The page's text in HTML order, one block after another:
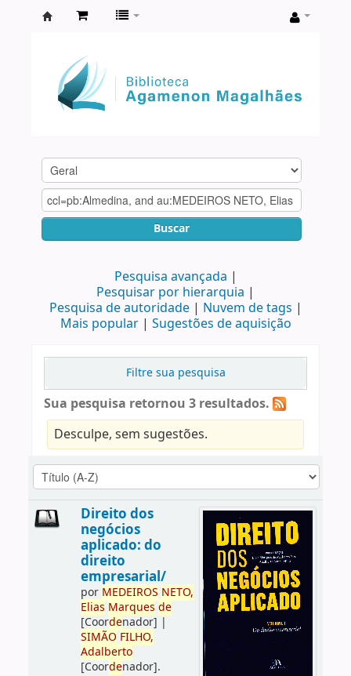
Agamenon
Magalhães
Buscar
Pesquisa avançada
Pesquisar por hierarquia
Pesquisa de autoridade
Nuvem de tags
Mais popular
Sugestões de aquisição
Filtre sua pesquisa
Sua pesquisa retornou 3 resultados.
Desculpe, sem sugestões.
Direito dos
negócios
aplicado: do
direito
empresarial/
por MEDEIROS NETO,
Elias Marques de
[Coordenador] |
SIMÃO FILHO,
Adalberto
[Coordenador].